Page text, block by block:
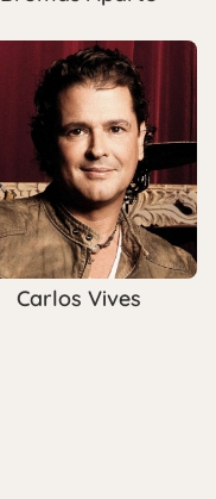
Carlos Vives